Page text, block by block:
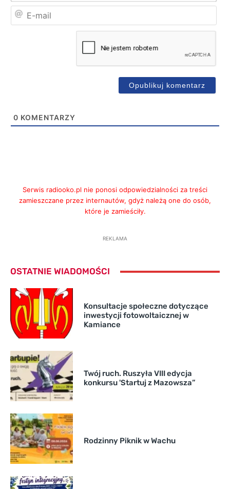
0 KOMENTARZY
Serwis radiooko.pl nie ponosi odpowiedzialności za treści
zamieszczane przez internautów, gdyż należą one do osób,
które je zamieściły.
REKLAMA
OSTATNIE WIADOMOŚCI
Konsultacje społeczne dotyczące
inwestycji fotowoltaicznej w
Kamiance
Twój ruch. Ruszyła VIII edycja
konkursu 'Startuj z Mazowsza”
Rodzinny Piknik w Wachu